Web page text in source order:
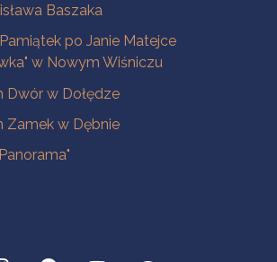
Baszaka
po Janie Matejce
w Nowym Wiśniczu
Dwór w Dołędze
Zamek w Dębnie